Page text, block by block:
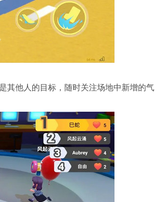
其他人的目标，随时关注场地中新增的气